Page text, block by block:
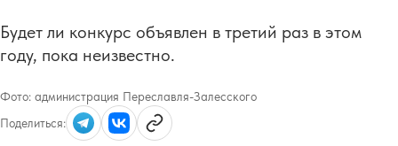
Будет ли конкурс объявлен в третий раз в этом
году, пока неизвестно.
Фото: администрация Переславля-Залесского
Поделиться: